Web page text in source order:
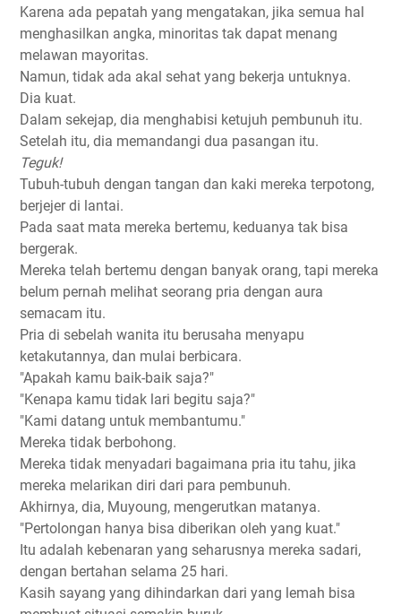
Karena ada pepatah yang mengatakan, jika semua hal
menghasilkan angka, minoritas tak dapat menang
melawan mayoritas.
Namun, tidak ada akal sehat yang bekerja untuknya.
Dia kuat.
Dalam sekejap, dia menghabisi ketujuh pembunuh itu.
Setelah itu, dia memandangi dua pasangan itu.
Teguk!
Tubuh-tubuh dengan tangan dan kaki mereka terpotong,
berjejer di lantai.
Pada saat mata mereka bertemu, keduanya tak bisa
bergerak.
Mereka telah bertemu dengan banyak orang, tapi mereka
belum pernah melihat seorang pria dengan aura
semacam itu.
Pria di sebelah wanita itu berusaha menyapu
ketakutannya, dan mulai berbicara.
"Apakah kamu baik-baik saja?"
"Kenapa kamu tidak lari begitu saja?"
"Kami datang untuk membantumu."
Mereka tidak berbohong.
Mereka tidak menyadari bagaimana pria itu tahu, jika
mereka melarikan diri dari para pembunuh.
Akhirnya, dia, Muyoung, mengerutkan matanya.
"Pertolongan hanya bisa diberikan oleh yang kuat."
Itu adalah kebenaran yang seharusnya mereka sadari,
dengan bertahan selama 25 hari.
Kasih sayang yang dihindarkan dari yang lemah bisa